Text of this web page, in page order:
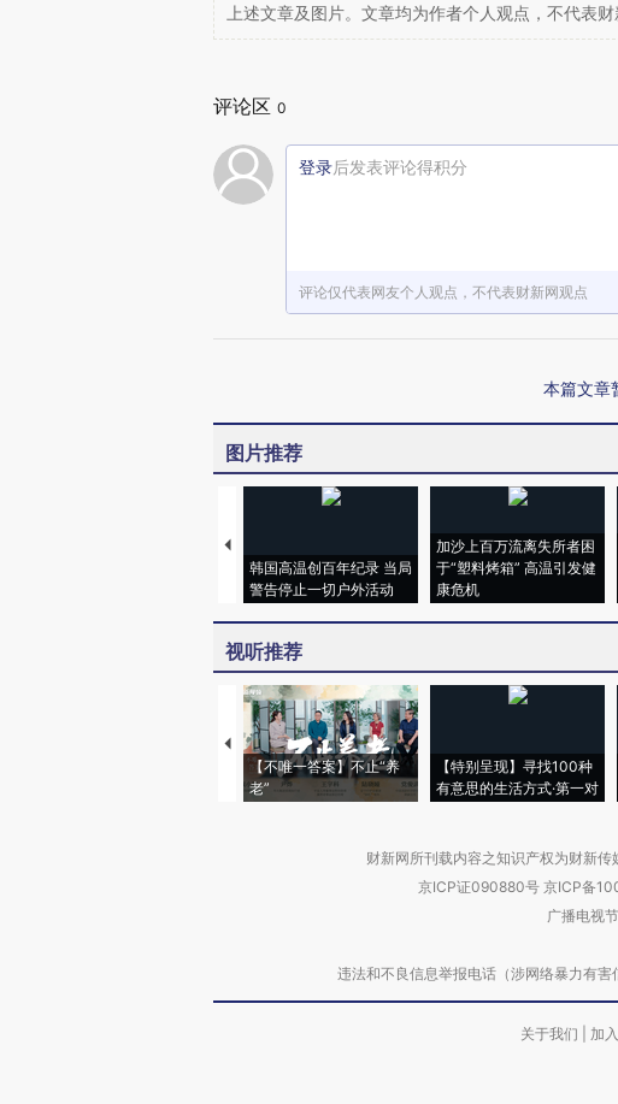
上述文章及图片。文章均为作者个人观点，不代表财
评论区 0
登录后发表评论得积分
评论仅代表网友个人观点，不代表财新网观点
本篇文章
图片推荐
韩国高温创百年纪录 当局
警告停止一切户外活动
加沙上百万流离失所者困
于“塑料烤箱” 高温引发健
康危机
视听推荐
【不唯一答案】不止“养
老”
【特别呈现】寻找100种
有意思的生活方式·第一对
财新网所刊载内容之知识产权为财新
京ICP证090880号 京ICP备
广播电视
违法和不良信息举报电话（涉网络暴力有
关于我们 加